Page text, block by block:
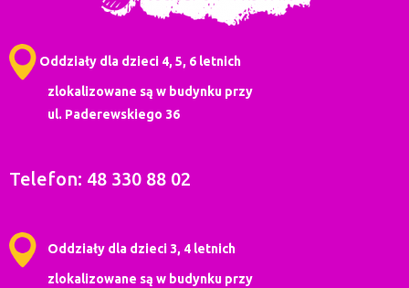
Oddziały dla dzieci 4, 5, 6 letnich
zlokalizowane są w budynku przy
ul. Paderewskiego 36
Telefon: 48 330 88 02
Oddziały dla dzieci 3, 4 letnich
zlokalizowane są w budynku przy